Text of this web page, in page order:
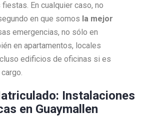
En cualquier caso, no
en que somos la mejor
emergencias, no sólo en
en apartamentos, locales
edificios de oficinas si es
Instalaciones
en Guaymallen